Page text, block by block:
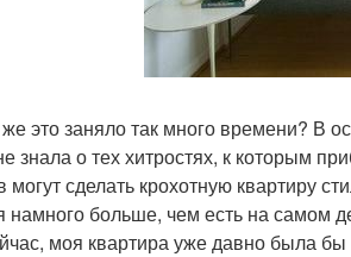
это заняло так много времени? В
знала о тех хитростях, к которым
могут сделать крохотную квартиру
намного больше, чем есть на самом
моя квартира уже давно была